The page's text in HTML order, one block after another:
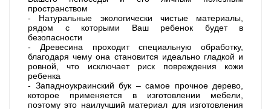
пространством
- Натуральные экологически чистые материалы,
рядом с которыми Ваш ребенок будет в
безопасности
- Древесина проходит специальную обработку,
благодаря чему она становится идеально гладкой и
ровной, что исключает риск повреждения кожи
ребенка
- Западноукраинский бук – самое прочное дерево,
которое применяется в изготовлении мебели,
поэтому это наилучший материал для изготовления